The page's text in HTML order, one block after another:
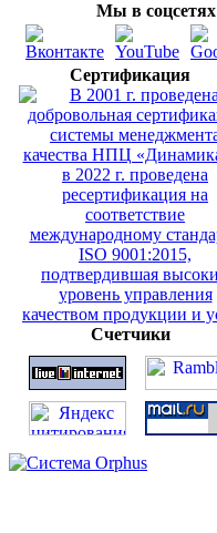
Мы в соцсетях
Сертификация
Счетчики